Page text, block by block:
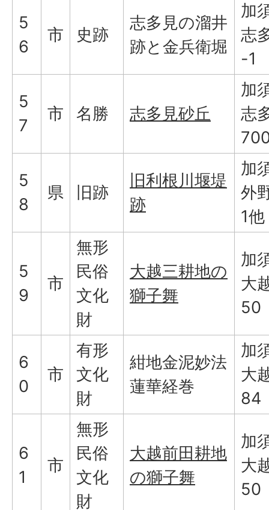
5
6
市 史跡
志多見の溜井
跡と金兵衛堀
加
志
-1
5
7
市 名勝 志多見砂丘
加
志
5
8
県 旧跡
旧利根川堰堤
跡
加
外
1他
5
9
市
無形
民俗
文化
財
大越三耕地の
獅子舞
加
大
50
6
0
市
有形
文化
財
紺地金泥妙法
蓮華経巻
加
大
84
6
1
市
無形
民俗
文化
財
大越前田耕地
の獅子舞
加
大
50